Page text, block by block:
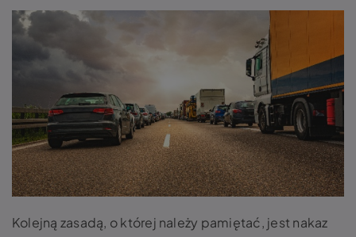
Kolejną zasadą, o której należy pamiętać, jest nakaz